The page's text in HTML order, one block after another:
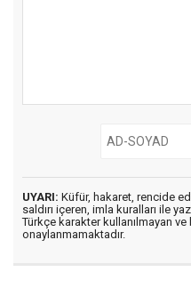
UYARI: Küfür, hakaret, rencide
saldırı içeren, imla kuralları ile
Türkçe karakter kullanılmayan
onaylanmamaktadır.